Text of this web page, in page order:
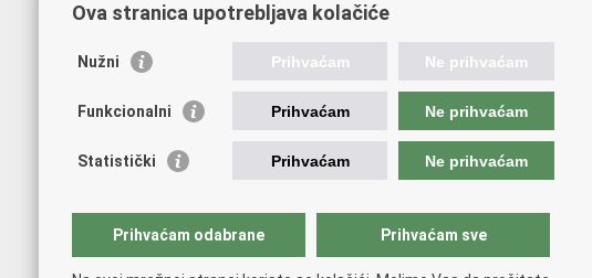
Poveznice pravosudnog sustava
Portal sudova
Državno odvjetništvo
Ured za suzbijanje korupcije i organiziranog kriminaliteta
Državnoodvjetničko vijeće
Hrvatska odvjetnička komora
Hrvatska javnobilježnička komora
Ova stranica upotrebljava kolačiće
Nužni Prihvaćam Ne prihvaćam
Funkcionalni Prihvaćam Ne prihvaćam
Statistički Prihvaćam Ne prihvaćam
Prihvaćam odabrane Prihvaćam sve